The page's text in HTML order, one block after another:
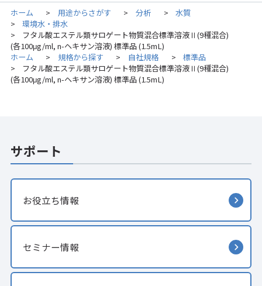
ホーム > 用途からさがす > 分析 > 水質
> 環境水・排水
>
フタル酸エステル類サロゲート物質混合標準溶液Ⅱ(9種混合)
(各100μg/ml, n-ヘキサン溶液) 標準品 (1.5mL)
ホーム
> 規格から探す > 自社規格 > 標準品
>
フタル酸エステル類サロゲート物質混合標準溶液Ⅱ(9種混合)
(各100μg/ml, n-ヘキサン溶液) 標準品 (1.5mL)
サポート
お役立ち情報
セミナー情報